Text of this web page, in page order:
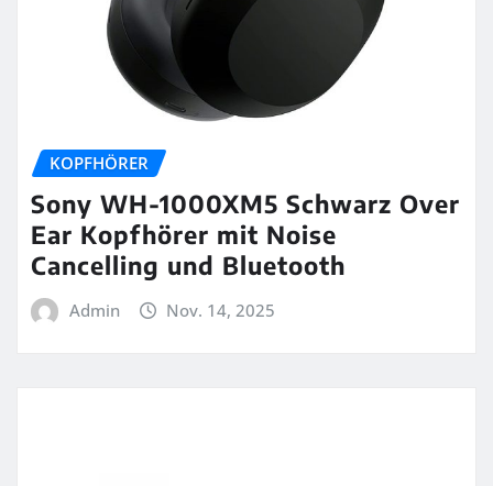
KOPFHÖRER
Sony WH-1000XM5 Schwarz Over
Ear Kopfhörer mit Noise
Cancelling und Bluetooth
Admin Nov. 14, 2025